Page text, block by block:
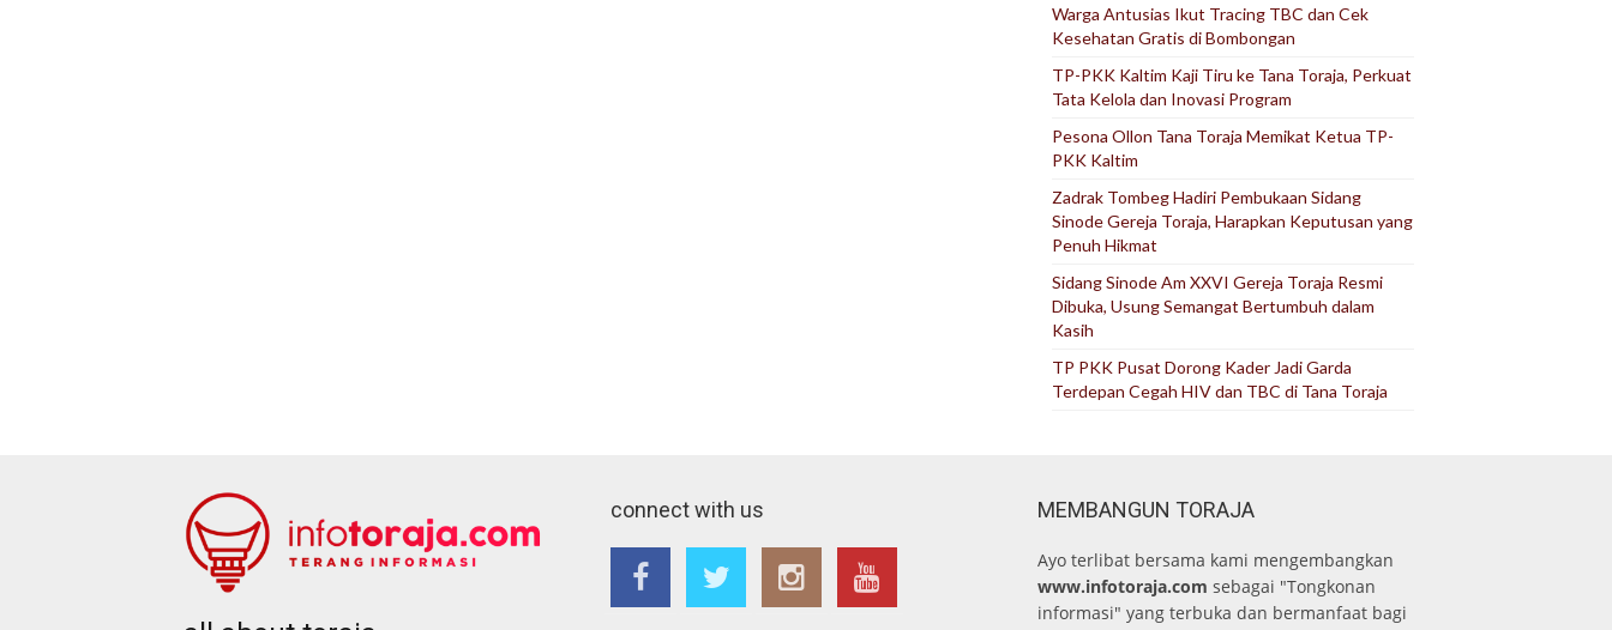
Warga Antusias Ikut Tracing TBC dan Cek
Kesehatan Gratis di Bombongan
TP-PKK Kaltim Kaji Tiru ke Tana Toraja, Perkuat
Tata Kelola dan Inovasi Program
Pesona Ollon Tana Toraja Memikat Ketua TP-
PKK Kaltim
Zadrak Tombeg Hadiri Pembukaan Sidang
Sinode Gereja Toraja, Harapkan Keputusan yang
Penuh Hikmat
Sidang Sinode Am XXVI Gereja Toraja Resmi
Dibuka, Usung Semangat Bertumbuh dalam
Kasih
TP PKK Pusat Dorong Kader Jadi Garda
Terdepan Cegah HIV dan TBC di Tana Toraja
connect with us MEMBANGUN TORAJA
Ayo terlibat bersama kami mengembangkan
www.infotoraja.com sebagai "Tongkonan
informasi" yang terbuka dan bermanfaat bagi